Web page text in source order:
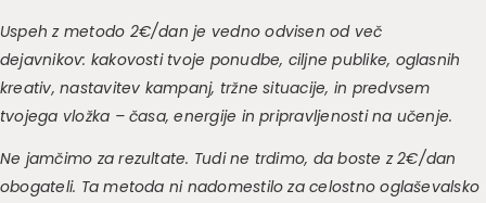
Uspeh z metodo 2€/dan je vedno odvisen od več
dejavnikov: kakovosti tvoje ponudbe, ciljne publike, oglasnih
kreativ,nastavitev kampanj, tržne situacije, in predvsem
tvojega vložka – časa, energije in pripravljenosti na učenje.
Ne jamčimo za rezultate. Tudi ne trdimo, da boste z 2€/dan
obogateli. Ta metoda ni nadomestilo za celostno oglaševalsko